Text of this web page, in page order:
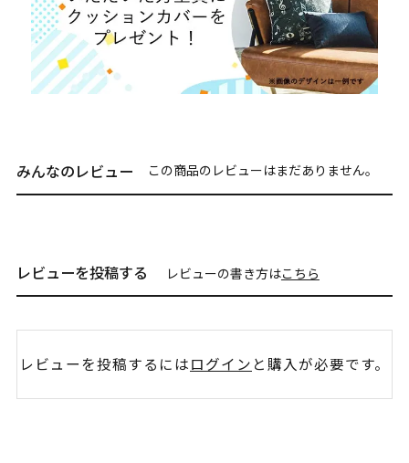
みんなのレビュー この商品のレビューはまだありません。
レビューを投稿する レビューの書き方はこちら
レビューを投稿するにはログイン と購入が必要です。